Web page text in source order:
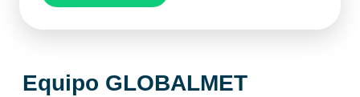
Equipo GLOBALMET